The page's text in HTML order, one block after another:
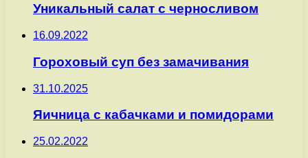
Уникальный салат с черносливом
16.09.2022
Гороховый суп без замачивания
31.10.2025
Яичница с кабачками и помидорами
25.02.2022